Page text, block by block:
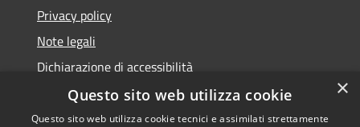
Privacy policy
Note legali
Dichiarazione di accessibilità
×
Questo sito web utilizza cookie
Questo sito web utilizza cookie tecnici e assimilati strettamente